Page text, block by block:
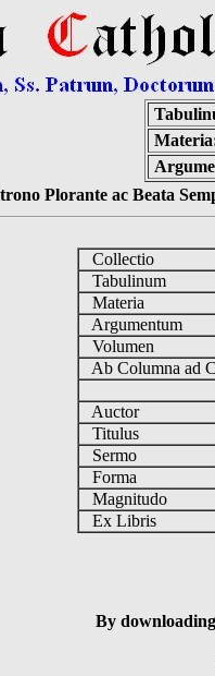
Plorante ac Beata
Collectio
Tabulinum
Materia
Argumentum
Volumen
Ab Columna ad
Auctor
Titulus
Sermo
Forma
Magnitudo
Ex Libris
By